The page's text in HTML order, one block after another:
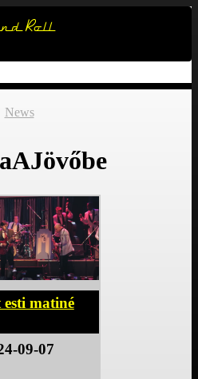
Roll
News
esti matiné
09-07